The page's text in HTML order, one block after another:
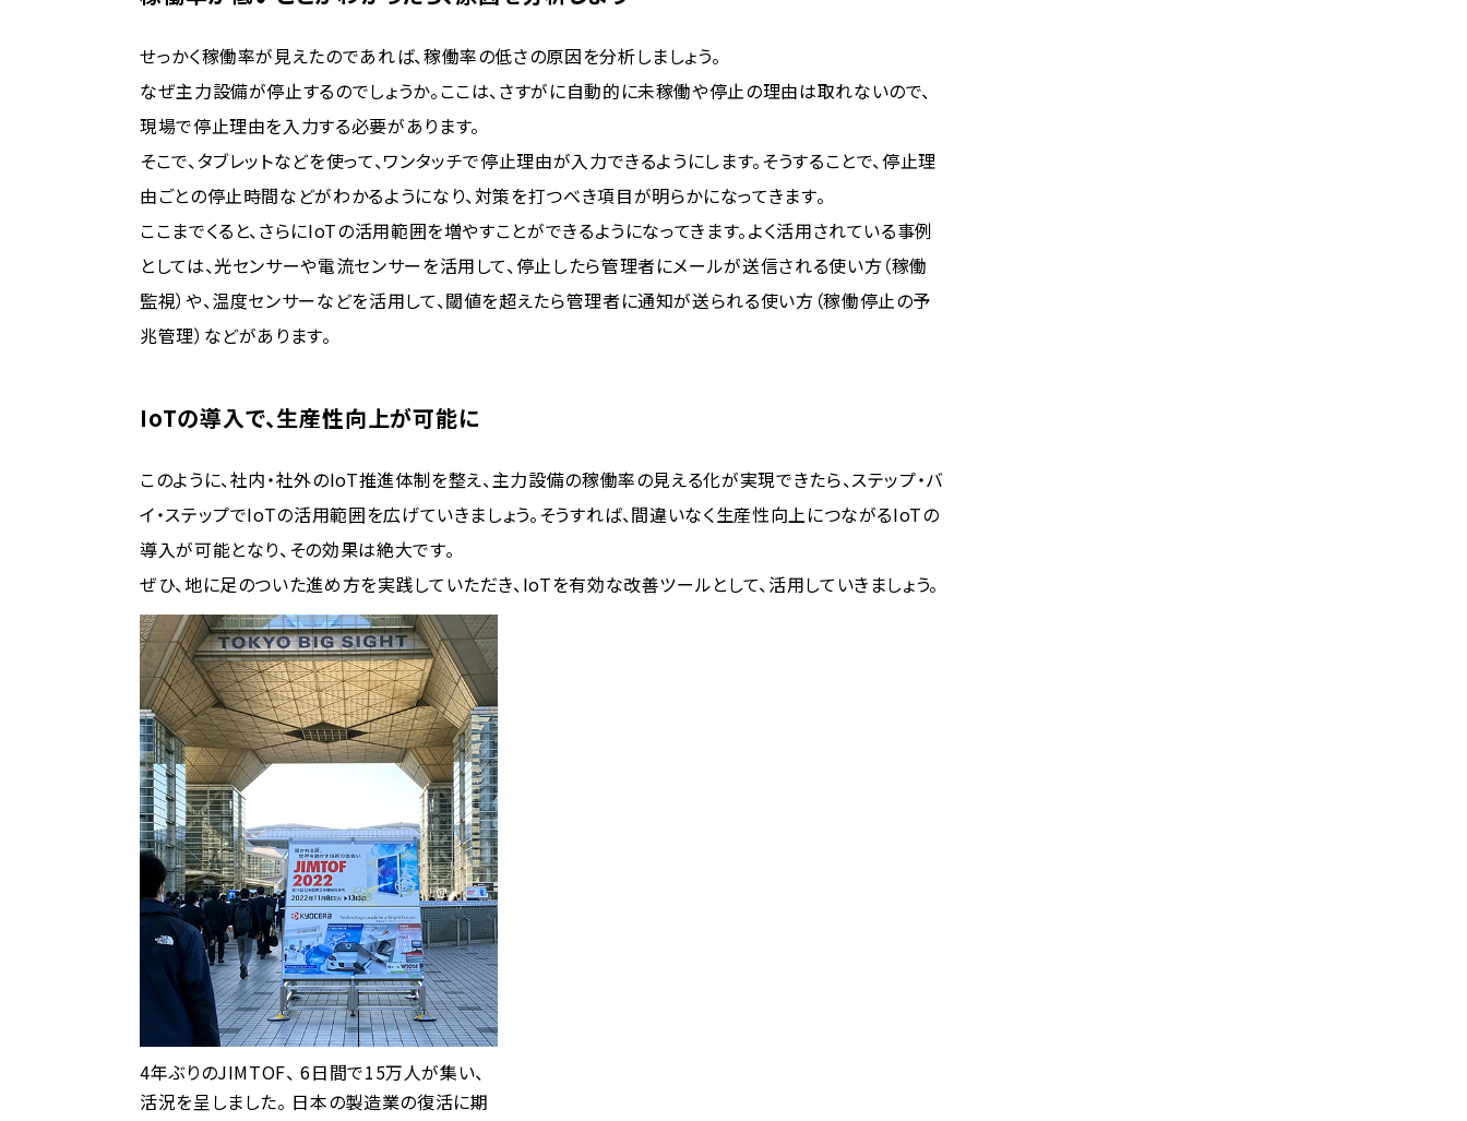
せっかく稼働率が見えたのであれば、稼働率の低さの原因を分析しましょう。
なぜ主力設備が停止するのでしょうか。ここは、さすがに自動的に未稼働や停止の理由は取れないので、
現場で停止理由を入力する必要があります。
そこで、タブレットなどを使って、ワンタッチで停止理由が入力できるようにします。そうすることで、停止理
由ごとの停止時間などがわかるようになり、対策を打つべき項目が明らかになってきます。
ここまでくると、さらにIoTの活用範囲を増やすことができるようになってきます。よく活用されている事例
としては、光センサーや電流センサーを活用して、停止したら管理者にメールが送信される使い方（稼働
監視）や、温度センサーなどを活用して、閾値を超えたら管理者に通知が送られる使い方（稼働停止の予
兆管理）などがあります。
IoTの導入で、生産性向上が可能に
このように、社内・社外のIoT推進体制を整え、主力設備の稼働率の見える化が実現できたら、ステップ・バ
イ・ステップでIoTの活用範囲を広げていきましょう。そうすれば、間違いなく生産性向上につながるIoTの
導入が可能となり、その効果は絶大です。
ぜひ、地に足のついた進め方を実践していただき、IoTを有効な改善ツールとして、活用していきましょう。
4年ぶりのJIMTOF、 6日間で15万人が集い、
活況を呈しました。 日本の製造業の復活に期